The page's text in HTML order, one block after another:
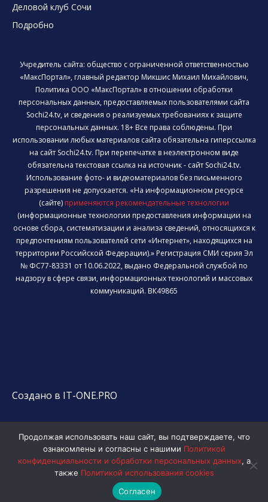
Деловой клуб Сочи
Подробно
Учредитель сайта: общество с ограниченной ответственностью
«МаксПортал», главный редактор Микшис Михаил Михайлович,
Политика ООО «МаксПортал» в отношении обработки
персональных данных, предоставляемых пользователями сайта
Sochi24.tv, и сведения о реализуемых требованиях к защите
персональных данных. 18+ Все права соблюдены. При
использовании любых материалов сайта обязательна гиперссылка
на сайт Sochi24.tv. При перепечатке в неэлектронном виде
обязательна текстовая ссылка на источник - сайт Sochi24.tv.
Использование фото- и видеоматериалов без письменного
разрешения не допускается. «На информационном ресурсе
(сайте) применяются рекомендательные технологии
(информационные технологии предоставления информации на
основе сбора, систематизации и анализа сведений, относящихся к
предпочтениям пользователей сети «Интернет», находящихся на
территории Российской Федерации).» Регистрация СМИ серия Эл
№ ФС77-83331 от 10.06.2022, выдано Федеральной службой по
надзору в сфере связи, информационных технологий и массовых
коммуникаций. ВК49865
Создано в IT-ONE.PRO
Продолжая использовать наш сайт, вы подтверждаете, что
ознакомлены и согласны с нашими Политикой
конфиденциальности и обработки персональных данных, а
также Политикой использования cookies
Согласен